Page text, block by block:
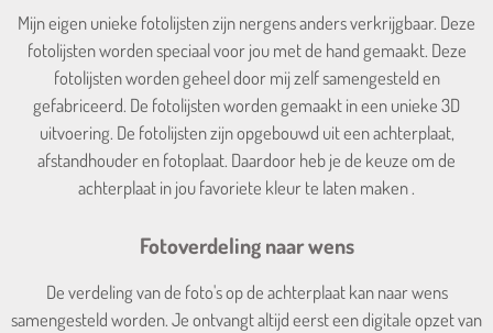
Mijn eigen unieke fotolijsten zijn nergens anders verkrijgbaar. Deze
fotolijsten worden speciaal voor jou met de hand gemaakt. Deze
fotolijsten worden geheel door mij zelf samengesteld en
gefabriceerd. De fotolijsten worden gemaakt in een unieke 3D
uitvoering. De fotolijsten zijn opgebouwd uit een achterplaat,
afstandhouder en fotoplaat. Daardoor heb je de keuze om de
achterplaat in jou favoriete kleur te laten maken .
Fotoverdeling naar wens
De verdeling van de foto's op de achterplaat kan naar wens
samengesteld worden. Je ontvangt altijd eerst een digitale opzet van